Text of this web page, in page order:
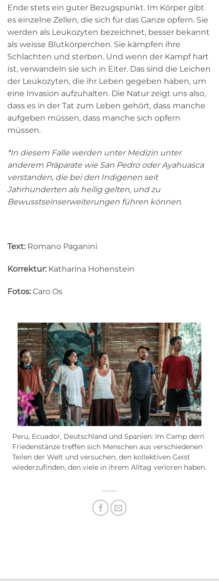
Ende stets ein guter Bezugspunkt. Im Körper gibt
es einzelne Zellen, die sich für das Ganze opfern. Sie
werden als Leukozyten bezeichnet, besser bekannt
als weisse Blutkörperchen. Sie kämpfen ihre
Schlachten und sterben. Und wenn der Kampf hart
ist, verwandeln sie sich in Eiter. Das sind die Leichen
der Leukozyten, die ihr Leben gegeben haben, um
eine Invasion aufzuhalten. Die Natur zeigt uns also,
dass es in der Tat zum Leben gehört, dass manche
aufgeben müssen, dass manche sich opfern
müssen.
*In diesem Falle werden unter Medizin unter
anderem Präparate wie San Pedro oder Ayahuasca
verstanden, die bei den Indigenen seit
Jahrhunderten als heilig gelten, und zu
Bewusstseinserweiterungen führen können.
Text: Romano Paganini
Korrektur: Katharina Hohenstein
Fotos: Caro Os
Peru, Ecuador, Deutschland und Spanien: Im Camp dern
Friedenstänze treffen sich Menschen aus verschiedenen
Teilen der Welt und versuchen, den kollektiven Geist
wiederzufinden, den viele in ihrem Alltag verloren haben.